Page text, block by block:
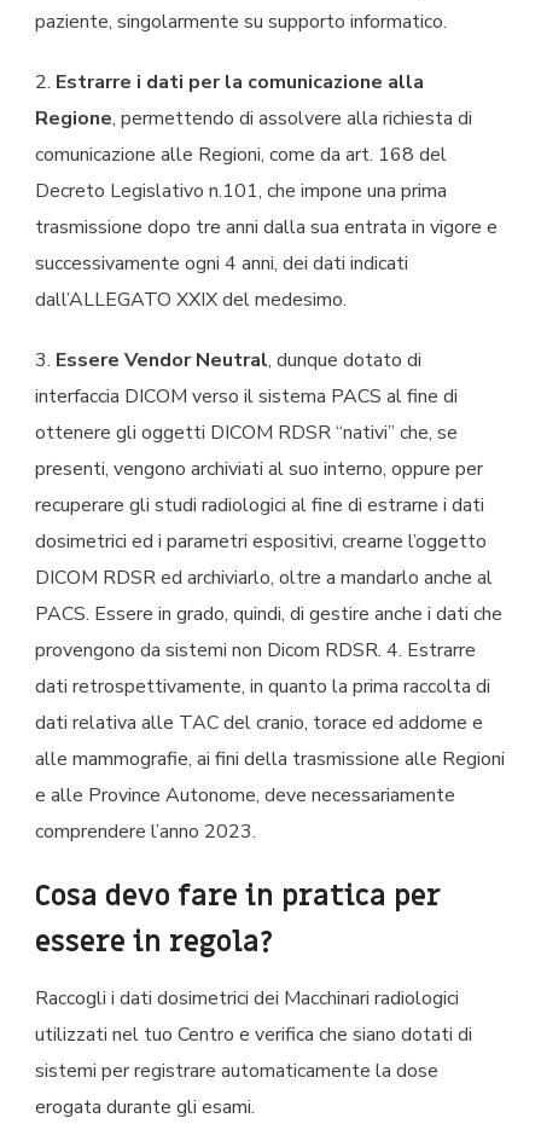
paziente, singolarmente su supporto informatico.
2. Estrarre i dati per la comunicazione alla
Regione, permettendo di assolvere alla richiesta di
comunicazione alle Regioni, come da art. 168 del
Decreto Legislativo n.101, che impone una prima
trasmissione dopo tre anni dalla sua entrata in vigore e
successivamente ogni 4 anni, dei dati indicati
dall’ALLEGATO XXIX del medesimo.
3. Essere Vendor Neutral, dunque dotato di
interfaccia DICOM verso il sistema PACS al fine di
ottenere gli oggetti DICOM RDSR “nativi” che, se
presenti, vengono archiviati al suo interno, oppure per
recuperare gli studi radiologici al fine di estrarne i dati
dosimetrici ed i parametri espositivi, crearne l’oggetto
DICOM RDSR ed archiviarlo, oltre a mandarlo anche al
PACS. Essere in grado, quindi, di gestire anche i dati che
provengono da sistemi non Dicom RDSR. 4. Estrarre
dati retrospettivamente, in quanto la prima raccolta di
dati relativa alle TAC del cranio, torace ed addome e
alle mammografie, ai fini della trasmissione alle Regioni
e alle Province Autonome, deve necessariamente
comprendere l’anno 2023.
Cosa devo fare in pratica per
essere in regola?
Raccogli i dati dosimetrici dei Macchinari radiologici
utilizzati nel tuo Centro e verifica che siano dotati di
sistemi per registrare automaticamente la dose
erogata durante gli esami.